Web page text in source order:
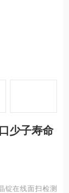
少子寿命
锭在线面扫检测